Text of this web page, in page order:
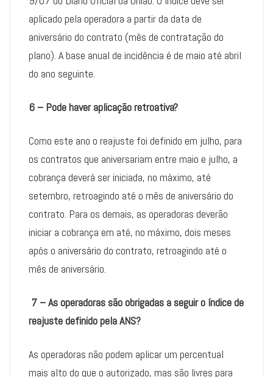
aplicado pela operadora a partir da data de
aniversário do contrato (mês de contratação do
plano). A base anual de incidência é de maio até abril
do ano seguinte.
6 – Pode haver aplicação retroativa?
Como este ano o reajuste foi definido em julho, para
os contratos que aniversariam entre maio e julho, a
cobrança deverá ser iniciada, no máximo, até
setembro, retroagindo até o mês de aniversário do
contrato. Para os demais, as operadoras deverão
iniciar a cobrança em até, no máximo, dois meses
após o aniversário do contrato, retroagindo até o
mês de aniversário.
7 – As operadoras são obrigadas a seguir o índice de
reajuste definido pela ANS?
As operadoras não podem aplicar um percentual
mais alto do que o autorizado, mas são livres para